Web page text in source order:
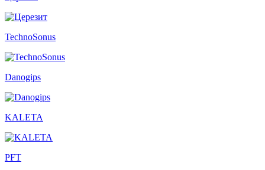
TechnoSonus
Danogips
KALETA
PFT